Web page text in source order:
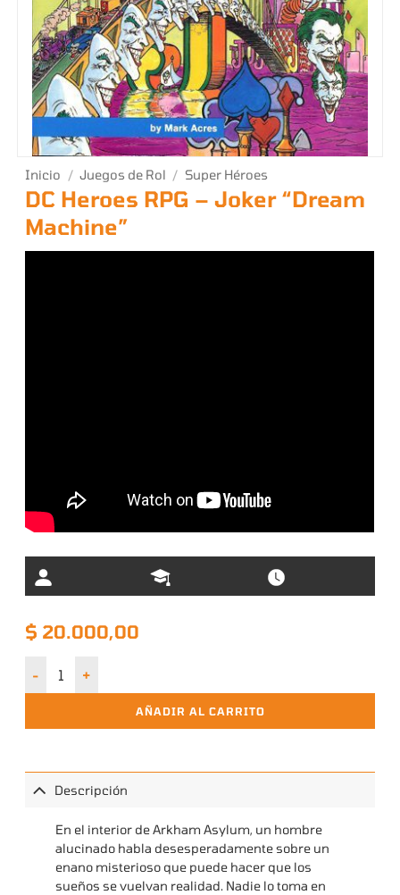
Inicio / Juegos de Rol / Super Héroes
DC Heroes RPG – Joker “Dream
Machine”
$ 20.000,00
AÑADIR AL CARRITO
Descripción
En el interior de Arkham Asylum, un hombre
alucinado habla desesperadamente sobre un
enano misterioso que puede hacer que los
sueños se vuelvan realidad. Nadie lo toma en